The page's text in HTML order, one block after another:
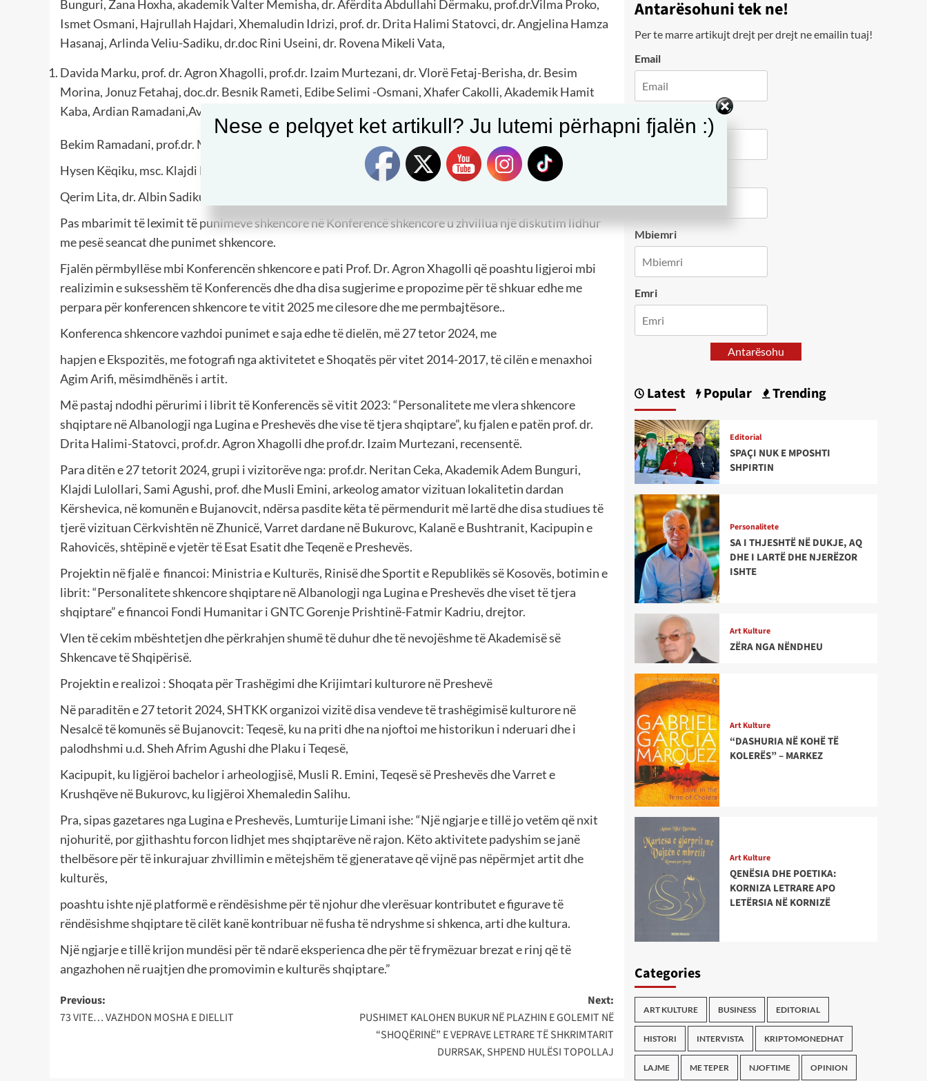
Bunguri, Zana Hoxha, akademik Valter Memisha, dr. Afërdita Abdullahi Dërmaku, prof.dr.Vilma Proko,
Ismet Osmani, Hajrullah Hajdari, Xhemaludin Idrizi, prof. dr. Drita Halimi Statovci, dr. Angjelina Hamza
Hasanaj, Arlinda Veliu-Sadiku, dr.doc Rini Useini, dr. Rovena Mikeli Vata,
Davida Marku, prof. dr. Agron Xhagolli, prof.dr. Izaim Murtezani, dr. Vlorë Fetaj-Berisha, dr. Besim
Morina, Jonuz Fetahaj, doc.dr. Besnik Rameti, Edibe Selimi -Osmani, Xhafer Cakolli, Akademik Hamit
Kaba, Ardian Ramadani,Avni Dehari,
Bekim Ramadani, prof.dr. Mustafa Ibrahimi, Isamet Bakiu, prof. dr. Minir Ademi,
Hysen Këqiku, msc. Klajdi Lulollari, mr.Murat Ajvazi, mr. sc Ali Sadiku, Rahim Azemi,
Qerim Lita, dr. Albin Sadiku, Xhemaledin Salihu.
Pas mbarimit të leximit të punimeve shkencore në Konferencë shkencore u zhvillua një diskutim lidhur
me pesë seancat dhe punimet shkencore.
Fjalën përmbyllëse mbi Konferencën shkencore e pati Prof. Dr. Agron Xhagolli që poashtu ligjeroi mbi
realizimin e suksesshëm të Konferencës dhe dha disa sugjerime e propozime për të shkuar edhe me
perpara për konferencen shkencore te vitit 2025 me cilesore dhe me permbajtësore..
Konferenca shkencore vazhdoi punimet e saja edhe të dielën, më 27 tetor 2024, me
hapjen e Ekspozitës, me fotografi nga aktivitetet e Shoqatës për vitet 2014-2017, të cilën e menaxhoi
Agim Arifi, mësimdhënës i artit.
Më pastaj ndodhi përurimi i librit të Konferencës së vitit 2023: “Personalitete me vlera shkencore
shqiptare në Albanologji nga Lugina e Preshevës dhe vise të tjera shqiptare”, ku fjalen e patën prof. dr.
Drita Halimi-Statovci, prof.dr. Agron Xhagolli dhe prof.dr. Izaim Murtezani, recensentë.
Para ditën e 27 tetorit 2024, grupi i vizitorëve nga: prof.dr. Neritan Ceka, Akademik Adem Bunguri,
Klajdi Lulollari, Sami Agushi, prof. dhe Musli Emini, arkeolog amator vizituan lokalitetin dardan
Kërshevica, në komunën e Bujanovcit, ndërsa pasdite këta të përmendurit më lartë dhe disa studiues të
tjerë vizituan Cërkvishtën në Zhunicë, Varret dardane në Bukurovc, Kalanë e Bushtranit, Kacipupin e
Rahovicës, shtëpinë e vjetër të Esat Esatit dhe Teqenë e Preshevës.
Projektin në fjalë e financoi: Ministria e Kulturës, Rinisë dhe Sportit e Republikës së Kosovës, botimin e
librit: “Personalitete shkencore shqiptare në Albanologji nga Lugina e Preshevës dhe viset të tjera
shqiptare” e financoi Fondi Humanitar i GNTC Gorenje Prishtinë-Fatmir Kadriu, drejtor.
Vlen të cekim mbështetjen dhe përkrahjen shumë të duhur dhe të nevojëshme të Akademisë së
Shkencave të Shqipërisë.
Projektin e realizoi : Shoqata për Trashëgimi dhe Krijimtari kulturore në Preshevë
Në paraditën e 27 tetorit 2024, SHTKK organizoi vizitë disa vendeve të trashëgimisë kulturore në
Nesalcë të komunës së Bujanovcit: Teqesë, ku na priti dhe na njoftoi me historikun i nderuari dhe i
palodhshmi u.d. Sheh Afrim Agushi dhe Plaku i Teqesë,
Kacipupit, ku ligjëroi bachelor i arheologjisë, Musli R. Emini, Teqesë së Preshevës dhe Varret e
Krushqëve në Bukurovc, ku ligjëroi Xhemaledin Salihu.
Pra, sipas gazetares nga Lugina e Preshevës, Lumturije Limani ishe: “Një ngjarje e tillë jo vetëm që nxit
njohuritë, por gjithashtu forcon lidhjet mes shqiptarëve në rajon. Këto aktivitete padyshim se janë
thelbësore për të inkurajuar zhvillimin e mëtejshëm të gjeneratave që vijnë pas nëpërmjet artit dhe
kulturës,
poashtu ishte një platformë e rëndësishme për të njohur dhe vlerësuar kontributet e figurave të
rëndësishme shqiptare të cilët kanë kontribuar në fusha të ndryshme si shkenca, arti dhe kultura.
Një ngjarje e tillë krijon mundësi për të ndarë eksperienca dhe për të frymëzuar brezat e rinj që të
angazhohen në ruajtjen dhe promovimin e kulturës shqiptare.”
Post
navigation
Previous:
73 VITE… VAZHDON MOSHA E DIELLIT
Next:
PUSHIMET KALOHEN BUKUR NË PLAZHIN E GOLEMIT NË
“SHOQËRINË” E VEPRAVE LETRARE TË SHKRIMTARIT
DURRSAK, SHPEND HULËSI TOPOLLAJ
Antarësohuni tek ne!
Per te marre artikujt drejt per drejt ne emailin tuaj!
Email
City
Mbiemri
Emri
Antarësohu
Latest Popular Trending
Editorial
SPAÇI NUK E MPOSHTI
SHPIRTIN
Personalitete
SA I THJESHTË NË DUKJE, AQ
DHE I LARTË DHE NJERËZOR
ISHTE
Art Kulture
ZËRA NGA NËNDHEU
Art Kulture
“DASHURIA NË KOHË TË
KOLERËS” – MARKEZ
Art Kulture
QENËSIA DHE POETIKA:
KORNIZA LETRARE APO
LETËRSIA NË KORNIZË
Categories
ART KULTURE BUSINESS EDITORIAL
HISTORI INTERVISTA KRIPTOMONEDHAT
LAJME ME TEPER NJOFTIME OPINION
Nese e pelqyet ket artikull? Ju lutemi përhapni fjalën :)